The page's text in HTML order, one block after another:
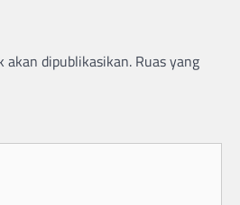
akan dipublikasikan. Ruas yang